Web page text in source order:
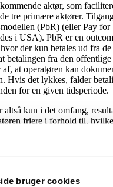
bruger cookies
aktør, som
tre primære aktører.
(PbR) (eller Pay for
i USA). PbR er en
der kun betales ud fra de
betalingen fra den
at operatøren kan
Hvis det lykkes, falder
for en given tidsperiode.
kun i det omfang,
friere i forhold til,
Den økonomiske
i teorien væk fra det offentlige